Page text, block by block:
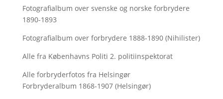
Fotografialbum over svenske og norske forbrydere
1890-1893
Fotografialbum over forbrydere 1888-1890 (Nihilister)
Alle fra Københavns Politi 2. politiinspektorat
Alle forbryderfotos fra Helsingør
Forbryderalbum 1868-1907 (Helsingør)